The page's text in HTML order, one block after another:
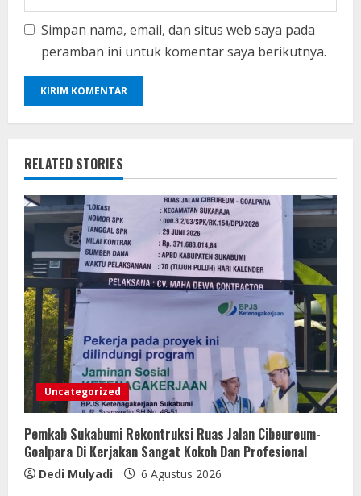
Simpan nama, email, dan situs web saya pada
peramban ini untuk komentar saya berikutnya.
RELATED STORIES
Uncategorized
Pemkab Sukabumi Rekontruksi Ruas Jalan Cibeureum-
Goalpara Di Kerjakan Sangat Kokoh Dan Profesional
Dedi Mulyadi 6 Agustus 2026